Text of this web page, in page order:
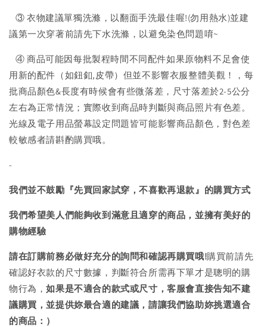
③ 衣物建議單獨洗滌，以翻面手洗最佳喔!(勿用熱水)並建
議第一次穿著前請先下水洗滌，以避免染色問題唷~
④ 商品可能因每批製程時間不同配件如果原物料不足會使
用新的配件（如鈕釦,皮帶）但並不影響衣服整體美觀！，每
批商品顏色&長度有時候會有些微落差，尺寸落差於2-5公分
左右為正常情況；實際收到商品時判斷與商品照片有色差。
光線及電子用品螢幕設定問題皆可能影響商品顏色，對色差
較敏感者請斟酌購買哦。
-
我們並不鼓勵『先買回家試穿，不喜歡再退款』的購買方式
我們希望美人們能夠收到滿意且適穿的商品，並擁有美好的
購物經驗
請在訂購前務必做好充分的詢問和確認再購買哦!購買前請先
確認好衣款的尺寸數據，判斷符合所需再下單才是聰明的購
物行為，如果是不適合的款式或尺寸，客服會直接告知不建
議購買，並提供妳最合適的建議，請讓我們協助妳挑選適合
的商品：）